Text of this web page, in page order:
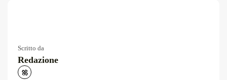
Scritto da
Redazione